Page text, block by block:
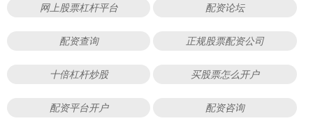
网上股票杠杆平台 配资论坛
配资查询 正规股票配资公司
十倍杠杆炒股 买股票怎么开户
配资平台开户 配资咨询